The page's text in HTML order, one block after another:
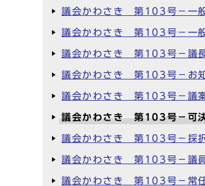
議会かわさき 第103号－一
議会かわさき 第103号－一般
議会かわさき 第103号－議
議会かわさき 第103号－お
議会かわさき 第103号－議案
議会かわさき 第103号－可
議会かわさき 第103号－採
議会かわさき 第103号－議
議会かわさき 第103号－常